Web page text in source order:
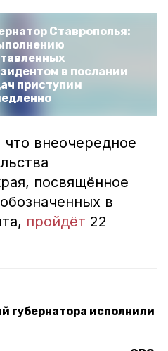
Ставрополья:
в послании
приступим
внеочередное
посвящённое
в
пройдёт 22
губернатора исполнили